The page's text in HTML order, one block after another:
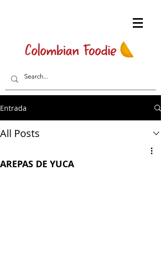
Entrada
All Posts
AREPAS DE YUCA